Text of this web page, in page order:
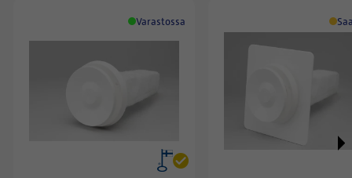
Varastossa